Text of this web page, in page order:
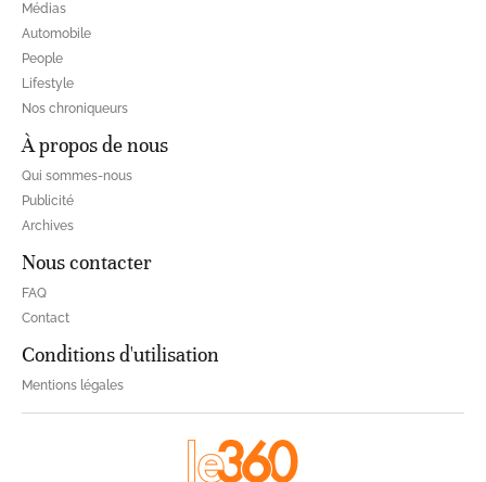
Médias
Automobile
People
Lifestyle
Nos chroniqueurs
À propos de nous
Qui sommes-nous
Publicité
Archives
Nous contacter
FAQ
Contact
Conditions d'utilisation
Mentions légales